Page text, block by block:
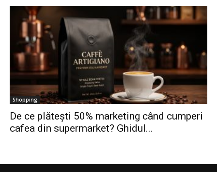
Shopping
De ce plătești 50% marketing când cumperi
cafea din supermarket? Ghidul...